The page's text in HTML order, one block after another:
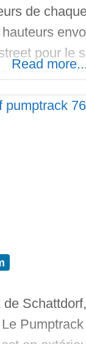
de
pour le
skatepark
par
suisse de
Read
de
Pumptrack